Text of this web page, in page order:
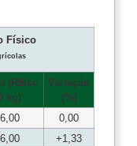
Físico
(R$/sc
kg)
Variação
(%)
0,00
+1,33